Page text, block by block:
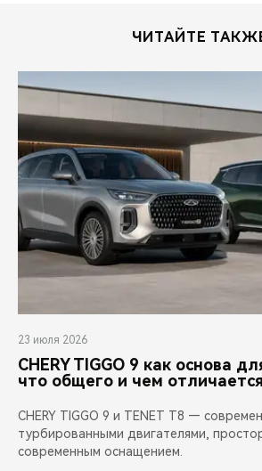
ЧИТАЙТЕ
23 июля 2026
CHERY TIGGO 9 как основа
что общего и чем отличается
CHERY TIGGO 9 и TENET T8 —
турбированными двигателями,
современным оснащением.